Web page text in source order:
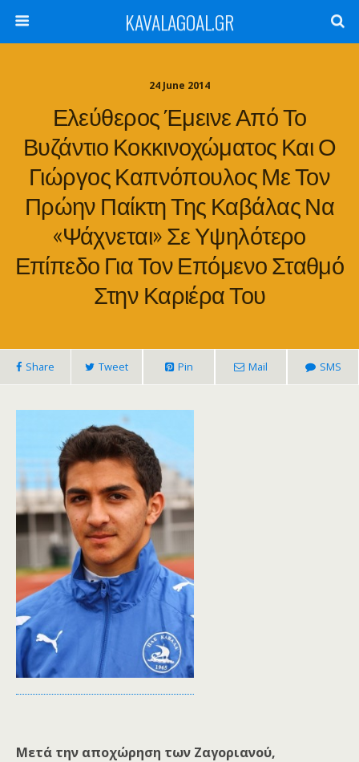
KAVALAGOAL.GR
24 June 2014
Ελεύθερος Έμεινε Από Το
Βυζάντιο Κοκκινοχώματος Και Ο
Γιώργος Καπνόπουλος Με Τον
Πρώην Παίκτη Της Καβάλας Να
«ψάχνεται» Σε Υψηλότερο
Επίπεδο Για Τον Επόμενο Σταθμό
Στην Καριέρα Του
Share Tweet Pin Mail SMS
Μετά την αποχώρηση των Ζαγοριανού,